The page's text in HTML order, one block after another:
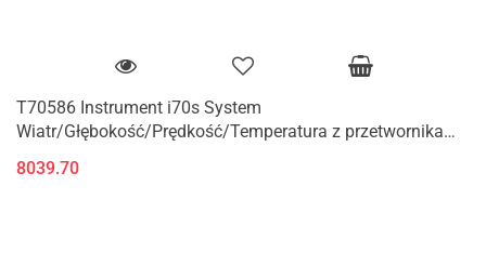
T70586 Instrument i70s System
Wiatr/Głębokość/Prędkość/Temperatura z przetwornikami
8039.70